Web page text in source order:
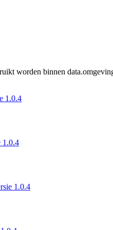
worden binnen
1.0.4
1.0.4
1.0.4